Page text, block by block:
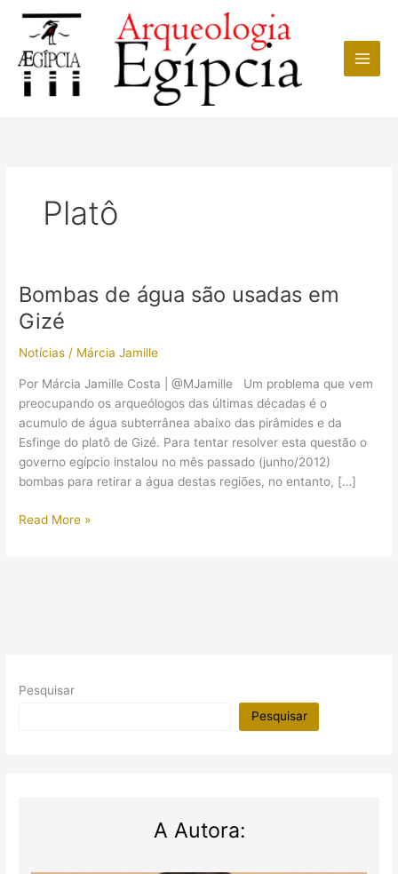
conteúdo
Platô
Bombas de água são usadas em
Gizé
Notícias / Márcia Jamille
Por Márcia Jamille Costa | @MJamille Um problema que vem
preocupando os arqueólogos das últimas décadas é o
acumulo de água subterrânea abaixo das pirâmides e da
Esfinge do platô de Gizé. Para tentar resolver esta questão o
governo egípcio instalou no mês passado (junho/2012)
bombas para retirar a água destas regiões, no entanto, […]
Bombas
Read More »
Pesquisar
Pesquisar
A Autora: